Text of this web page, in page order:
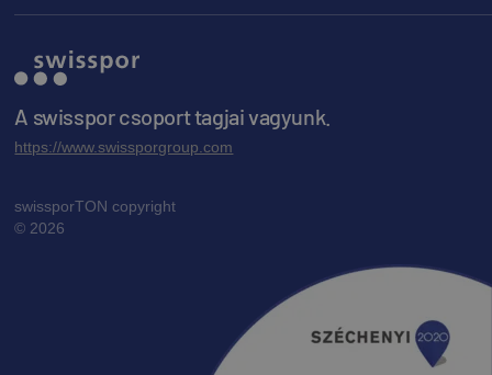
A swisspor csoport tagjai vagyunk.
https://www.swissporgroup.com
swissporTON copyright
© 2026